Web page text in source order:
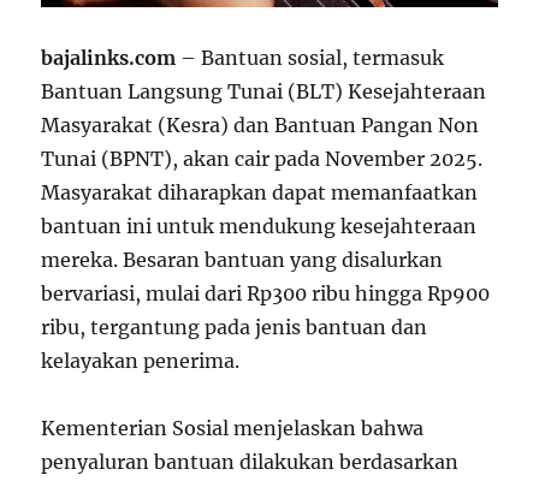
bajalinks.com – Bantuan sosial, termasuk
Bantuan Langsung Tunai (BLT) Kesejahteraan
Masyarakat (Kesra) dan Bantuan Pangan Non
Tunai (BPNT), akan cair pada November 2025.
Masyarakat diharapkan dapat memanfaatkan
bantuan ini untuk mendukung kesejahteraan
mereka. Besaran bantuan yang disalurkan
bervariasi, mulai dari Rp300 ribu hingga Rp900
ribu, tergantung pada jenis bantuan dan
kelayakan penerima.
Kementerian Sosial menjelaskan bahwa
penyaluran bantuan dilakukan berdasarkan